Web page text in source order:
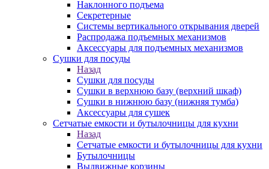
Наклонного подъема
Секретерные
Системы вертикального открывания дверей
Распродажа подъемных механизмов
Аксессуары для подъемных механизмов
Сушки для посуды
Назад
Сушки для посуды
Сушки в верхнюю базу (верхний шкаф)
Сушки в нижнюю базу (нижняя тумба)
Аксессуары для сушек
Сетчатые емкости и бутылочницы для кухни
Назад
Сетчатые емкости и бутылочницы для кухни
Бутылочницы
Выдвижные корзины